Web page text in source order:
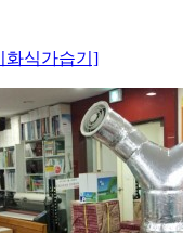
화식가습기]